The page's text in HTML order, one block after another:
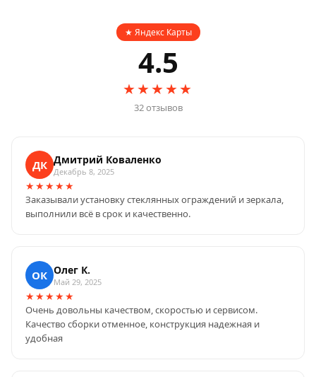
★ Яндекс Карты
4.5
★★★★★
32 отзывов
ДК Дмитрий Коваленко
Декабрь 8, 2025
★★★★★
Заказывали установку стеклянных ограждений и зеркала,
выполнили всё в срок и качественно.
ОК Олег К.
Май 29, 2025
★★★★★
Очень довольны качеством, скоростью и сервисом.
Качество сборки отменное, конструкция надежная и
удобная